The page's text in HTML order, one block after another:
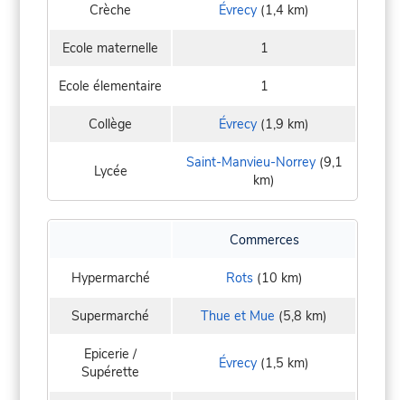
Crèche Évrecy (1,4 km)
Ecole maternelle 1
Ecole élementaire 1
Collège Évrecy (1,9 km)
Lycée Saint-Manvieu-Norrey(9,1
km)
Commerces
Hypermarché Rots(10 km)
Supermarché Thue et Mue (5,8 km)
Epicerie /
Supérette
Évrecy (1,5 km)